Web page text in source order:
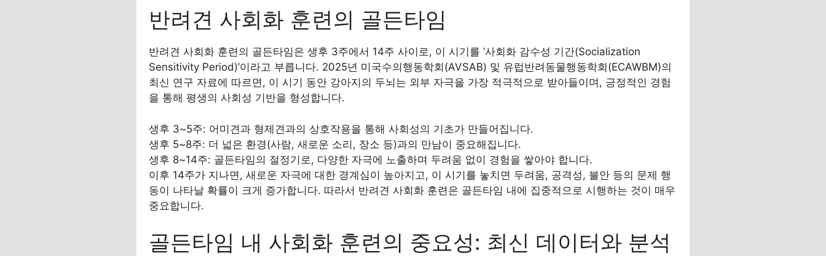
반려견 사회화 훈련의 골든타임
반려견 사회화 훈련의 골든타임은 생후 3주에서 14주 사이로, 이 시기를 ‘사회화 감수성 기간(Socialization
Sensitivity Period)’이라고 부릅니다. 2025년 미국수의행동학회(AVSAB) 및 유럽반려동물행동학회(ECAWBM)의
최신 연구 자료에 따르면, 이 시기 동안 강아지의 두뇌는 외부 자극을 가장 적극적으로 받아들이며, 긍정적인 경험
을 통해 평생의 사회성 기반을 형성합니다.
생후 3~5주: 어미견과 형제견과의 상호작용을 통해 사회성의 기초가 만들어집니다.
생후 5~8주: 더 넓은 환경(사람, 새로운 소리, 장소 등)과의 만남이 중요해집니다.
생후 8~14주: 골든타임의 절정기로, 다양한 자극에 노출하며 두려움 없이 경험을 쌓아야 합니다.
이후 14주가 지나면, 새로운 자극에 대한 경계심이 높아지고, 이 시기를 놓치면 두려움, 공격성, 불안 등의 문제 행
동이 나타날 확률이 크게 증가합니다. 따라서 반려견 사회화 훈련은 골든타임 내에 집중적으로 시행하는 것이 매우
중요합니다.
골든타임 내 사회화 훈련의 중요성: 최신 데이터와 분석